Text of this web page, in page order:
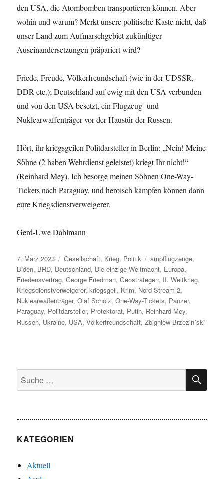
den USA, die Atombomben transportieren können. Aber
wohin und warum? Merkt unsere politische Kaste nicht, daß
unser Land zum Aufmarschgebiet zukünftiger
Auseinandersetzungen präpariert wird?
Friede, Freude, Völkerfreundschaft (wie in der UDSSR,
DDR etc.); Deutschland auf ewig mit den USA verbunden
und von den USA besetzt, ein Flugzeug- und
Nuklearwaffenträger vor der Haustür der Russen.
Hört, ihr kriegsgeilen Politdarsteller in Berlin: „Nein! Meine
Söhne (2 haben Wehrdienst geleistet) kriegt Ihr nicht!“
(Reinhard Mey). Ich besorge meinen Söhnen One-Way-
Tickets nach Paraguay, und heroisch kämpfen können dann
eure Kriegsdienstverweigerer.
Gerd-Uwe Dahlmann
Veröffentlicht
am
7. März 2023 Kategorien
Gesellschaft, Krieg, Politik Schlagwörter
ampfflugzeuge,
Biden, BRD, Deutschland, Die einzige Weltmacht, Europa,
Friedensvertrag,George Friedman,Geostrategen, II. Weltkrieg,
Kriegsdienstverweigerer,kriegsgeil, Krim, Nord Stream 2,
Nuklearwaffenträger,Olaf Scholz,One-Way-Tickets, Panzer,
Paraguay, Politdarsteller, Protektorat, Putin, Reinhard Mey,
Russen, Ukraine, USA,Völkerfreundschaft,Zbigniew Brzezin´ski
Suche
nach:
KATEGORIEN
Aktuell